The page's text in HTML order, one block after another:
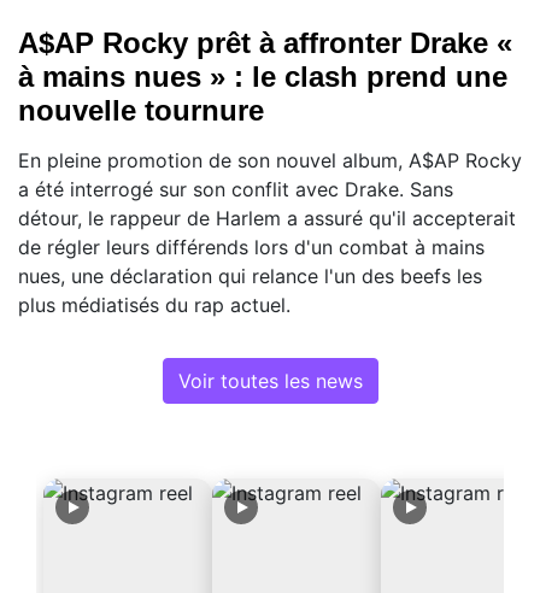
A$AP Rocky prêt à affronter Drake «
à mains nues » : le clash prend une
nouvelle tournure
En pleine promotion de son nouvel album, A$AP Rocky
a été interrogé sur son conflit avec Drake. Sans
détour, le rappeur de Harlem a assuré qu'il accepterait
de régler leurs différends lors d'un combat à mains
nues, une déclaration qui relance l'un des beefs les
plus médiatisés du rap actuel.
Voir toutes les news